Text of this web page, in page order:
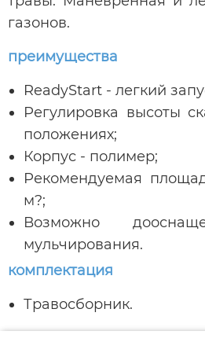
газонов.
преимущества
ReadyStart - легкий
Регулировка высоты
положениях;
Корпус - полимер;
Рекомендуемая
м?;
Возможно
мульчирования.
комплектация
Травосборник.